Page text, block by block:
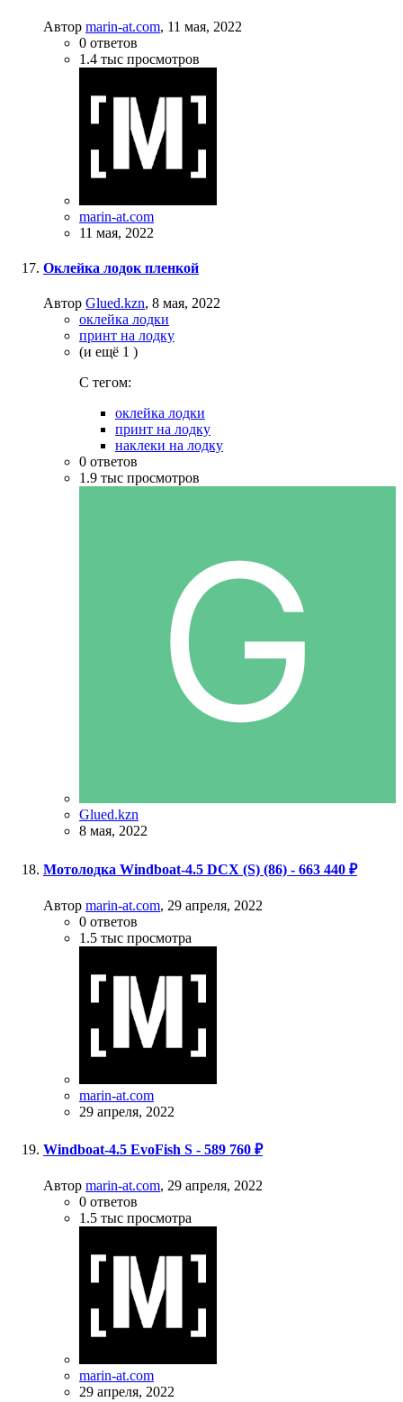
Автор marin-at.com, 11 мая, 2022
0 ответов
1.4 тыс просмотров
marin-at.com
11 мая, 2022
Оклейка лодок пленкой
Автор Glued.kzn, 8 мая, 2022
оклейка лодки
принт на лодку
(и ещё 1 )
C тегом:
оклейка лодки
принт на лодку
наклеки на лодку
0 ответов
1.9 тыс просмотров
Glued.kzn
8 мая, 2022
Мотолодка Windboat-4.5 DCX (S) (86) - 663 440 ₽
Автор marin-at.com, 29 апреля, 2022
0 ответов
1.5 тыс просмотра
marin-at.com
29 апреля, 2022
Windboat-4.5 EvoFish S - 589 760 ₽
Автор marin-at.com, 29 апреля, 2022
0 ответов
1.5 тыс просмотра
marin-at.com
29 апреля, 2022